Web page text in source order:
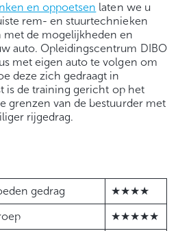
en oppoetsen laten we u
rem- en stuurtechnieken
de mogelijkheden en
auto. Opleidingscentrum DIBO
met eigen auto te volgen om
deze zich gedraagt in
is de training gericht op het
grenzen van de bestuurder met
rijgedrag.
gedrag
★★★★
★★★★★